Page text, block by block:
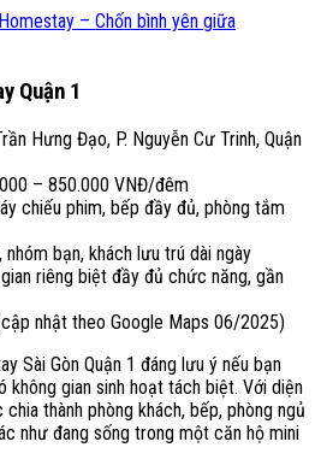
– Chốn bình yên giữa
Quận 1
Hưng Đạo, P. Nguyễn Cư Trinh, Quận
– 850.000 VNĐ/đêm
chiếu phim, bếp đầy đủ, phòng tắm
nhóm bạn, khách lưu trú dài ngày
riêng biệt đầy đủ chức năng, gần
nhật theo Google Maps 06/2025)
Sài Gòn Quận 1 đáng lưu ý nếu bạn
không gian sinh hoạt tách biệt. Với diện
thành phòng khách, bếp, phòng ngủ
như đang sống trong một căn hộ mini